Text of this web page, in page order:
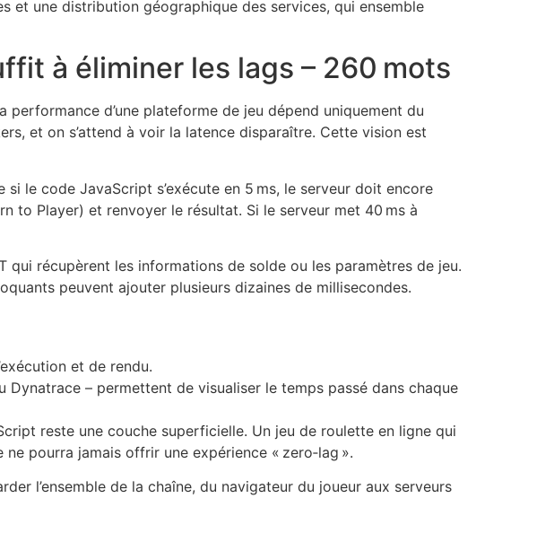
et une distribution géographique des services, qui ensemble
à éliminer les lags – 260 mots
d’une plateforme de jeu dépend uniquement du
et on s’attend à voir la latence disparaître. Cette vision est
le code JavaScript s’exécute en 5 ms, le serveur doit encore
to Player) et renvoyer le résultat. Si le serveur met 40 ms à
qui récupèrent les informations de solde ou les paramètres de jeu.
peuvent ajouter plusieurs dizaines de millisecondes.
et de rendu.
– permettent de visualiser le temps passé dans chaque
reste une couche superficielle. Un jeu de roulette en ligne qui
pourra jamais offrir une expérience « zero‑lag ».
l’ensemble de la chaîne, du navigateur du joueur aux serveurs